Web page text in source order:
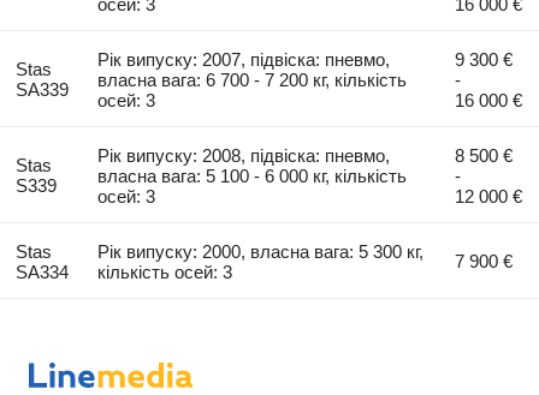
осей: 3
16 000 €
Stas
SA339
Рік випуску: 2007, підвіска: пневмо,
власна вага: 6 700 - 7 200 кг, кількість
осей: 3
9 300 €
-
16 000 €
Stas
S339
Рік випуску: 2008, підвіска: пневмо,
власна вага: 5 100 - 6 000 кг, кількість
осей: 3
8 500 €
-
12 000 €
Stas
SA334
Рік випуску: 2000, власна вага: 5 300 кг,
кількість осей: 3
7 900 €